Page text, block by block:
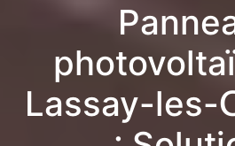
Lassay-les-